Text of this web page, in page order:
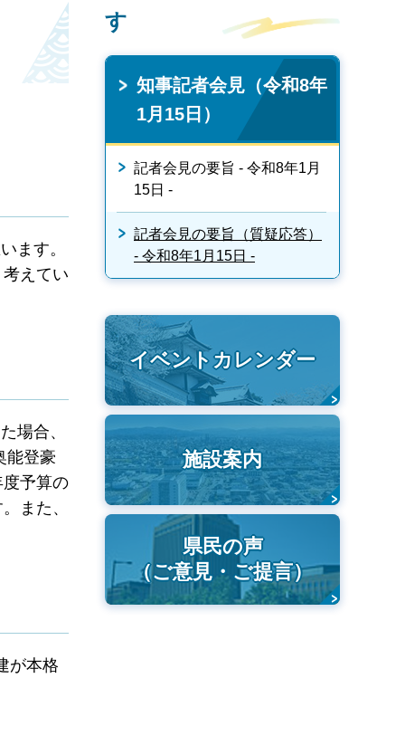
ます。
えてい
場合、
能登豪
予算の
また、
が本格
す
知事記者会見（令和8年
1月15日）
記者会見の要旨 - 令和8年1月
15日 -
記者会見の要旨（質疑応答）
- 令和8年1月15日 -
イベントカレンダー
施設案内
県民の声
（ご意見・ご提言）